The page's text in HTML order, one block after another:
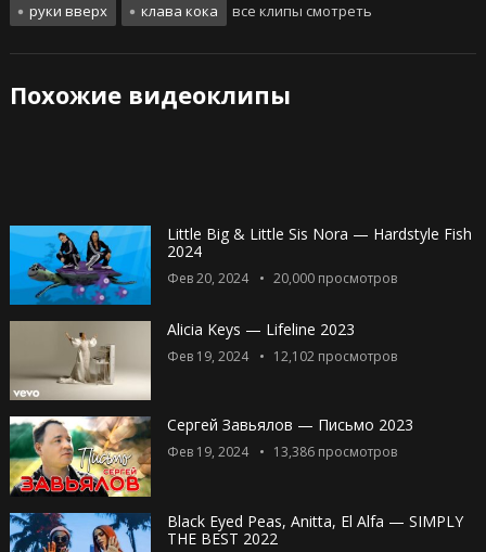
руки вверх клава кока все клипы смотреть
Похожие видеоклипы
Little Big & Little Sis Nora — Hardstyle Fish
2024
Фев 20, 2024 20,000просмотров
Alicia Keys — Lifeline 2023
Фев 19, 2024 12,102просмотров
Сергей Завьялов — Письмо 2023
Фев 19, 2024 13,386просмотров
Black Eyed Peas, Anitta, El Alfa — SIMPLY
THE BEST 2022